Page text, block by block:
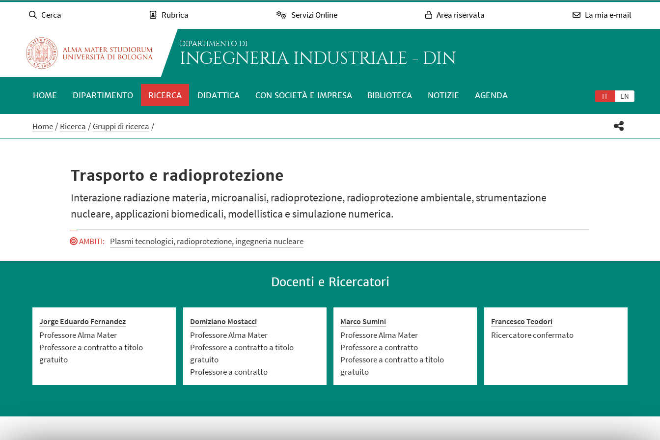
Cerca Rubrica Servizi Online Area riservata La mia e-mail
DIPARTIMENTO DI
INGEGNERIA INDUSTRIALE - DIN
IT EN
HOME DIPARTIMENTO RICERCA DIDATTICA CON SOCIETÀ E IMPRESA BIBLIOTECA NOTIZIE AGENDA
Home Ricerca Gruppi di ricerca
Trasporto e radioprotezione
Interazione radiazione materia, microanalisi, radioprotezione, radioprotezione ambientale, strumentazione
nucleare, applicazioni biomedicali, modellistica e simulazione numerica.
AMBITI: Plasmi tecnologici, radioprotezione, ingegneria nucleare
Docenti e Ricercatori
Jorge Eduardo Fernandez
Professore Alma Mater
Professore a contratto a titolo
gratuito
Domiziano Mostacci
Professore Alma Mater
Professore a contratto a titolo
gratuito
Professore a contratto
Marco Sumini
Professore Alma Mater
Professore a contratto
Professore a contratto a titolo
gratuito
Francesco Teodori
Ricercatore confermato